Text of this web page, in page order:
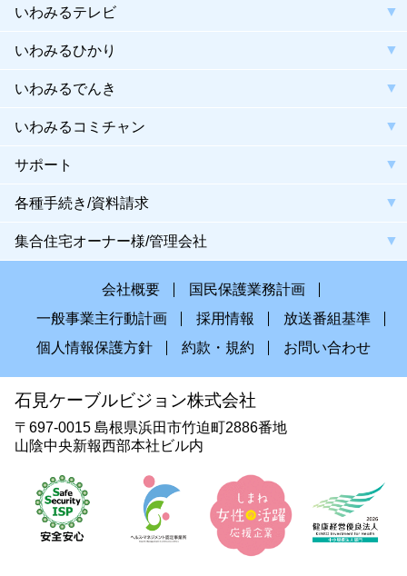
いわみるテレビ
いわみるひかり
いわみるでんき
いわみるコミチャン
サポート
各種手続き/資料請求
集合住宅オーナー様/管理会社
会社概要
国民保護業務計画
一般事業主行動計画
採用情報
放送番組基準
個人情報保護方針
約款・規約 お問い合わせ
石見ケーブルビジョン株式会社
〒697-0015 島根県浜田市竹迫町2886番地
山陰中央新報西部本社ビル内